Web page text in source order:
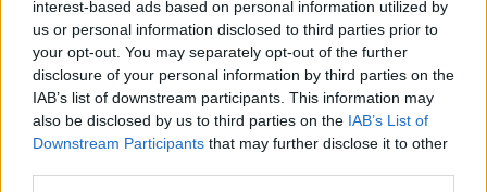
interest-based ads based on personal information utilized by
us or personal information disclosed to third parties prior to
your opt-out. You may separately opt-out of the further
disclosure of your personal information by third parties on the
IAB’s list of downstream participants. This information may
also be disclosed by us to third parties on the IAB’s List of
Downstream Participants that may further disclose it to other
Η πρόσφατη διήμερη συνάντηση στις
εγκαταστάσεις της Sunlight συγκέντρωσε
κορυφαίους ερευνητικούς, τεχνολογικούς και
βιομηχανικούς εταίρους από όλη την Ευρώπη, οι
οποίοι συζήτησαν τα τεχνικά επιτεύγματα του